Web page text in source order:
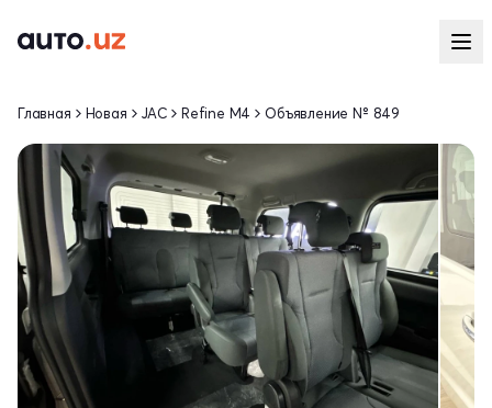
Главная Новая JAC Refine M4 Объявление № 849